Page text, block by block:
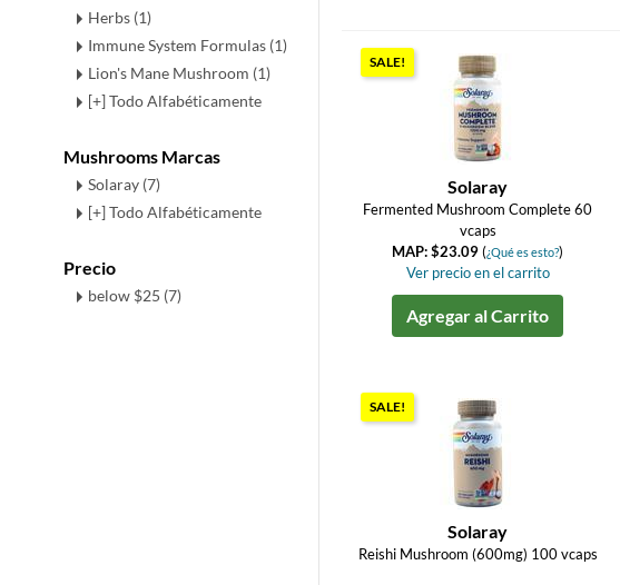
Herbs (1)
Immune System Formulas (1)
Lion's Mane Mushroom (1)
[+] Todo Alfabéticamente
Mushrooms Marcas
Solaray (7)
[+] Todo Alfabéticamente
Precio
below $25 (7)
SALE!
Solaray
Fermented Mushroom Complete 60
vcaps
MAP: $23.09(¿Qué es esto?)
Ver precio en el carrito
Agregar al Carrito
SALE!
Solaray
Reishi Mushroom (600mg) 100 vcaps